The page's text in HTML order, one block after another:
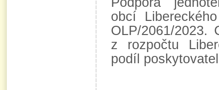
obcí
OLP/2061/2023.
z rozpočtu
podíl